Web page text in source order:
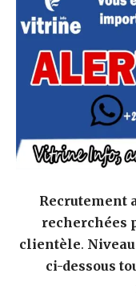
Recrutement
recherchées
clientèle. Niveau
ci-dessous